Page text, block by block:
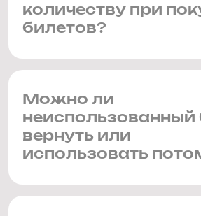
количеству при
билетов?
Можно ли
неиспользованный
вернуть или
использовать